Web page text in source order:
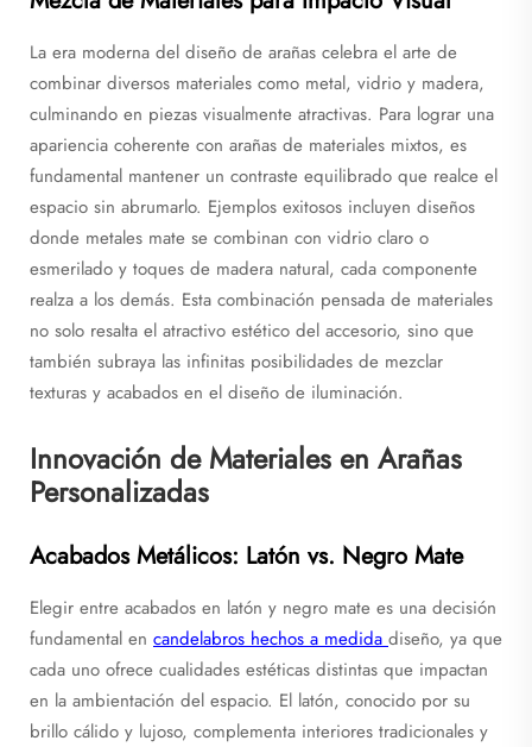
La era moderna del diseño de arañas celebra el arte de
combinar diversos materiales como metal, vidrio y madera,
culminando en piezas visualmente atractivas. Para lograr una
apariencia coherente con arañas de materiales mixtos, es
fundamental mantener un contraste equilibrado que realce el
espacio sin abrumarlo. Ejemplos exitosos incluyen diseños
donde metales mate se combinan con vidrio claro o
esmerilado y toques de madera natural, cada componente
realza a los demás. Esta combinación pensada de materiales
no solo resalta el atractivo estético del accesorio, sino que
también subraya las infinitas posibilidades de mezclar
texturas y acabados en el diseño de iluminación.
Innovación de Materiales en Arañas
Personalizadas
Acabados Metálicos: Latón vs. Negro Mate
Elegir entre acabados en latón y negro mate es una decisión
fundamental en candelabros hechos a medida diseño, ya que
cada uno ofrece cualidades estéticas distintas que impactan
en la ambientación del espacio. El latón, conocido por su
brillo cálido y lujoso, complementa interiores tradicionales y